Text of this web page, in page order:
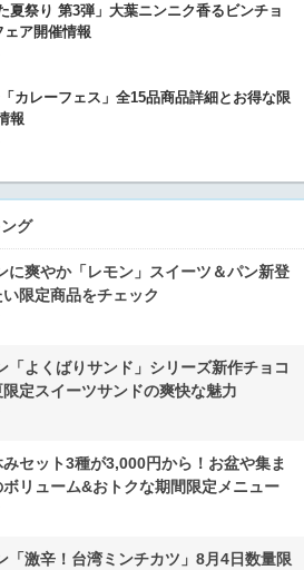
夏祭り 第3弾」大葉ニンニク香るビンチョ
ェア開催情報
カレーフェス」全15品商品詳細とお得な限
報
グ
に爽やか「レモン」スイーツ＆パン新登
限定商品をチェック
「よくばりサンド」シリーズ新作チョコ
限定スイーツサンドの爽快な魅力
セット3種が3,000円から！お盆や集ま
ボリューム&おトクな期間限定メニュー
「激辛！台湾ミンチカツ」8月4日数量限